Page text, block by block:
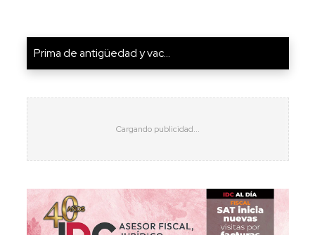
Prima de antigüedad y vac...